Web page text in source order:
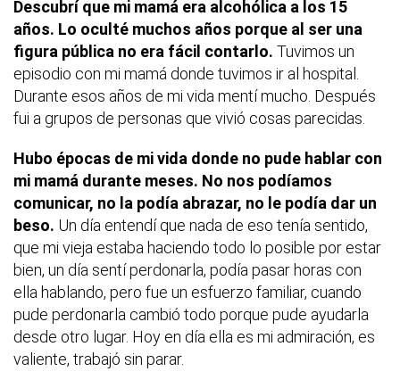
Descubrí que mi mamá era alcohólica a los 15
años. Lo oculté muchos años porque al ser una
figura pública no era fácil contarlo. Tuvimos un
episodio con mi mamá donde tuvimos ir al hospital.
Durante esos años de mi vida mentí mucho. Después
fui a grupos de personas que vivió cosas parecidas.
Hubo épocas de mi vida donde no pude hablar con
mi mamá durante meses. No nos podíamos
comunicar, no la podía abrazar, no le podía dar un
beso. Un día entendí que nada de eso tenía sentido,
que mi vieja estaba haciendo todo lo posible por estar
bien, un día sentí perdonarla, podía pasar horas con
ella hablando, pero fue un esfuerzo familiar, cuando
pude perdonarla cambió todo porque pude ayudarla
desde otro lugar. Hoy en día ella es mi admiración, es
valiente, trabajó sin parar.